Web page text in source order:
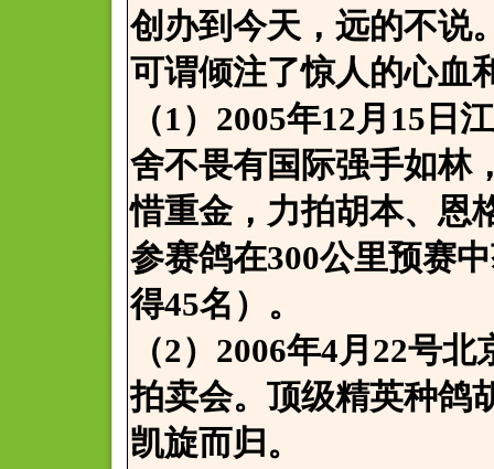
创办到今天，远的不说
可谓倾注了惊人的心血
（1）2005年12月15日
舍不畏有国际强手如林
惜重金，力拍胡本、恩
参赛鸽在300公里预赛
得45名）。
（2）2006年4月22号
拍卖会。顶级精英种鸽
凯旋而归。